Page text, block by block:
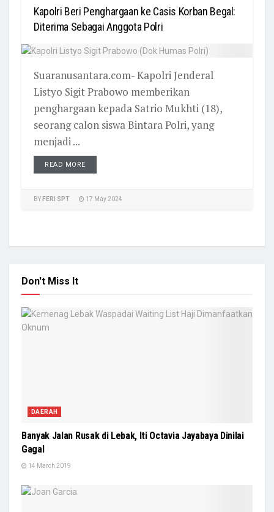
Kapolri Beri Penghargaan ke Casis Korban Begal:
Diterima Sebagai Anggota Polri
Suaranusantara.com- Kapolri Jenderal
Listyo Sigit Prabowo memberikan
penghargaan kepada Satrio Mukhti (18),
seorang calon siswa Bintara Polri, yang
menjadi ...
READ MORE
BY FERI SPT 17 May 2024
Don't Miss It
DAERAH
Banyak Jalan Rusak di Lebak, Iti Octavia Jayabaya Dinilai
Gagal
14 March 2019